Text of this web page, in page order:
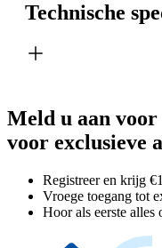
Technische
Meld u aan
voor exclusieve
Registreer en krijg
Vroege toegang tot
Hoor als eerste